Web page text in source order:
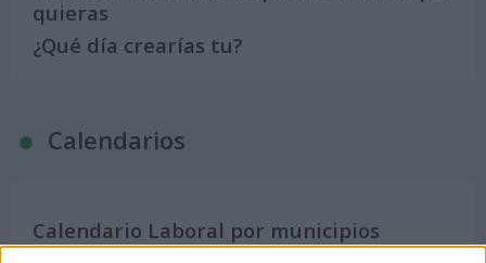
quieras
¿Qué día crearías tu?
Calendarios
Calendario Laboral por municipios
(España)